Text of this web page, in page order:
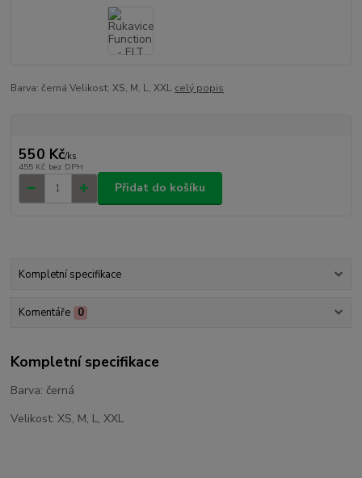
Barva: černá Velikost: XS, M, L, XXL celý popis
550 Kč/ks
455 Kč bez DPH
Přidat do košíku
Kompletní specifikace
Komentáře 0
Kompletní specifikace
Barva: černá
Velikost: XS, M, L, XXL